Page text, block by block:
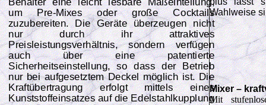
Behälter eine leicht lesbare Maßeinteilung,
um Pre-Mixes oder große Cocktails
zuzubereiten. Die Geräte überzeugen nicht
nur durch ihr attraktives
Preisleistungsverhältnis, sondern verfügen
auch über eine patentierte
Sicherheitseinstellung, so dass der Betrieb
nur bei aufgesetztem Deckel möglich ist. Die
Kraftübertragung erfolgt mittels eines
Kunststoffeinsatzes auf die Edelstahlkupplung
Wahlweise
Mixer –
Mit